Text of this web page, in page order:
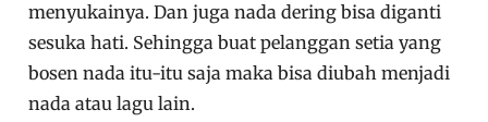
menyukainya. Dan juga nada dering bisa diganti
sesuka hati. Sehingga buat pelanggan setia yang
bosen nada itu-itu saja maka bisa diubah menjadi
nada atau lagu lain.